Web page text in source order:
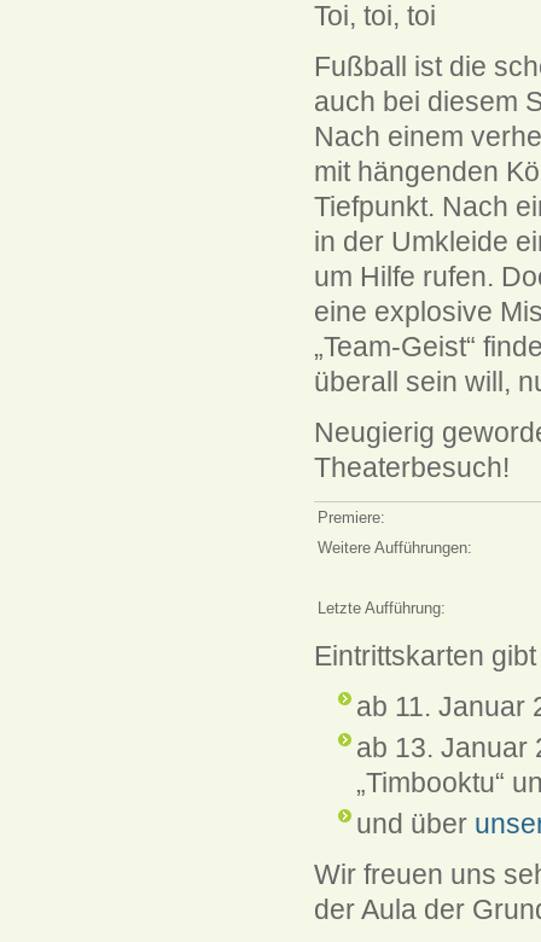
Toi, toi, toi
Fußball ist die
auch bei diesem
Nach einem
mit hängenden
Tiefpunkt. Nach
in der Umkleide
um Hilfe rufen.
eine explosive
„Team-Geist“
überall sein will,
Neugierig
Theaterbesuch!
Premiere:
Weitere Aufführungen:
Letzte Aufführung:
Eintrittskarten
ab 11. Januar
ab 13. Januar
„Timbooktu“
und über
Wir freuen uns
der Aula der